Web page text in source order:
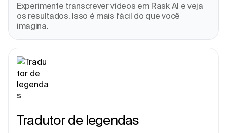
Experimente transcrever vídeos em Rask AI e veja
os resultados. Isso é mais fácil do que você
imagina.
Tradutor de legendas